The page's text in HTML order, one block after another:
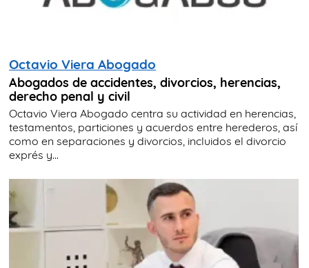
Octavio Viera Abogado
Abogados de accidentes, divorcios, herencias,
derecho penal y civil
Octavio Viera Abogado centra su actividad en herencias,
testamentos, particiones y acuerdos entre herederos, así
como en separaciones y divorcios, incluidos el divorcio
exprés y...